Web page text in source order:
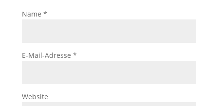
Name *
E-Mail-Adresse *
Website